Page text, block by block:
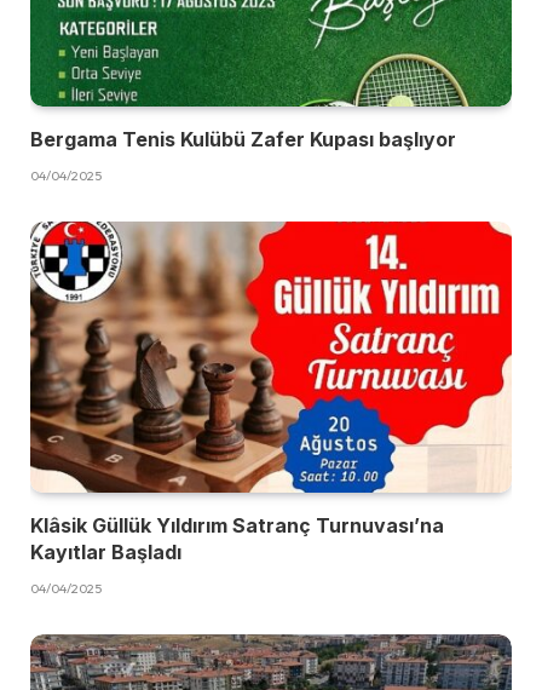
Bergama Tenis Kulübü Zafer Kupası başlıyor
04/04/2025
Klâsik Güllük Yıldırım Satranç Turnuvası’na
Kayıtlar Başladı
04/04/2025